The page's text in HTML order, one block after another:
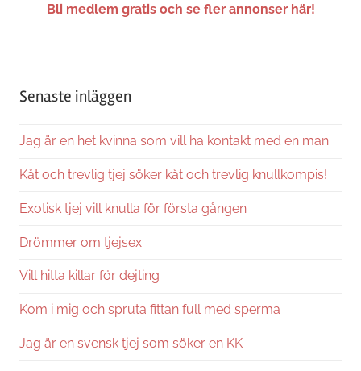
Bli medlem gratis och se fler annonser här!
Senaste inläggen
Jag är en het kvinna som vill ha kontakt med en man
Kåt och trevlig tjej söker kåt och trevlig knullkompis!
Exotisk tjej vill knulla för första gången
Drömmer om tjejsex
Vill hitta killar för dejting
Kom i mig och spruta fittan full med sperma
Jag är en svensk tjej som söker en KK